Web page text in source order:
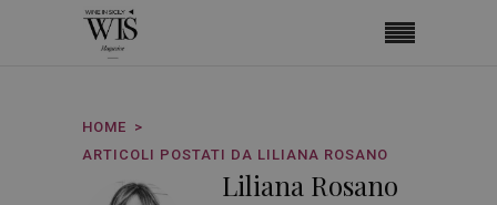
HOME
ARTICOLI POSTATI DA LILIANA ROSANO
Liliana Rosano